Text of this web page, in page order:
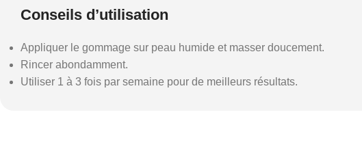
Conseils d’utilisation
Appliquer le gommage sur peau humide et masser doucement.
Rincer abondamment.
Utiliser 1 à 3 fois par semaine pour de meilleurs résultats.